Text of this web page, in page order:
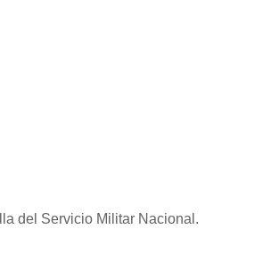
del Servicio Militar Nacional.